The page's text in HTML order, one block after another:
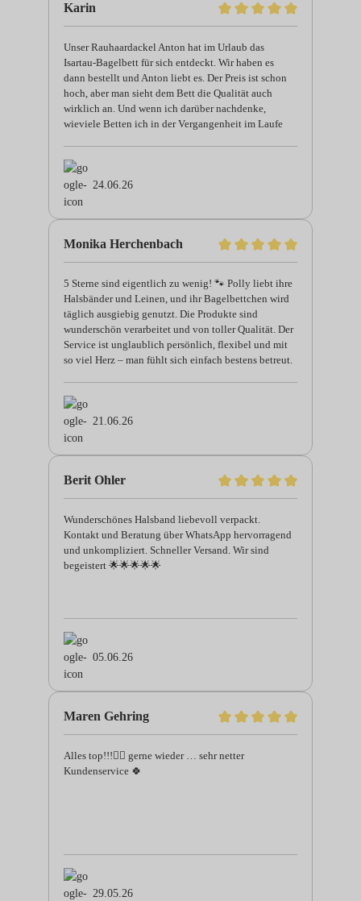
Karin
Unser Rauhaardackel Anton hat im Urlaub das
Isartau-Bagelbett für sich entdeckt. Wir haben es
dann bestellt und Anton liebt es. Der Preis ist schon
hoch, aber man sieht dem Bett die Qualität auch
wirklich an. Und wenn ich darüber nachdenke,
wieviele Betten ich in der Vergangenheit im Laufe
Kundenkontakt 😊❤️
24.06.26
Monika Herchenbach
5 Sterne sind eigentlich zu wenig! 🐾 Polly liebt ihre
Halsbänder und Leinen, und ihr Bagelbettchen wird
täglich ausgiebig genutzt. Die Produkte sind
wunderschön verarbeitet und von toller Qualität. Der
Service ist unglaublich persönlich, flexibel und mit
so viel Herz – man fühlt sich einfach bestens betreut.
21.06.26
Berit Ohler
Wunderschönes Halsband liebevoll verpackt.
Kontakt und Beratung über WhatsApp hervorragend
und unkompliziert. Schneller Versand. Wir sind
begeistert 🌟🌟🌟🌟🌟
05.06.26
Maren Gehring
Alles top!!!👍🏻 gerne wieder … sehr netter
Kundenservice 🍀
29.05.26